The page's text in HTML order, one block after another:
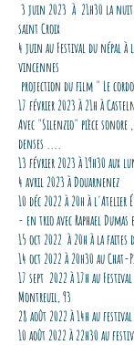
3 juin 2023 à 21h30 la nuit
saint Croix
4 juin au Festival du népal à
vincennes
projection du film " Le
17 février 2023 à 21h à
Avec "Silenzio" pièce
denses ....
13 février 2023 à 19h30 aux
4 avril 2023 à Douarnenez
10 déc 2022 à 20h à l'Atelier
- en trio avec Raphael
15 oct 2022 à 20h à la faites
14 oct 2022 à 20h30 au Chat-
17 sept 2022 à 17h au
Montreuil, 93
28 août 2022 à 14h au festival
10 août 2022 à 22h30 au